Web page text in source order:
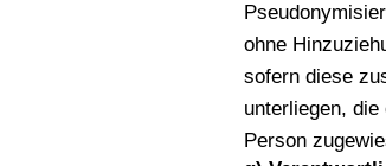
ohne
sofern diese
unterliegen,
Person